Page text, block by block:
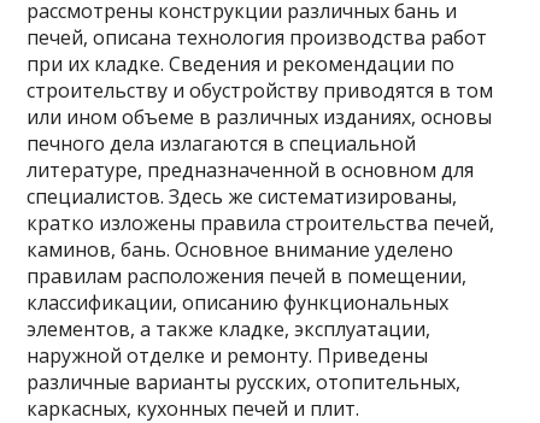
рассмотрены конструкции различных бань и
печей, описана технология производства работ
при их кладке. Сведения и рекомендации по
строительству и обустройству приводятся в том
или ином объеме в различных изданиях, основы
печного дела излагаются в специальной
литературе, предназначенной в основном для
специалистов. Здесь же систематизированы,
кратко изложены правила строительства печей,
каминов, бань. Основное внимание уделено
правилам расположения печей в помещении,
классификации, описанию функциональных
элементов, а также кладке, эксплуатации,
наружной отделке и ремонту. Приведены
различные варианты русских, отопительных,
каркасных, кухонных печей и плит.